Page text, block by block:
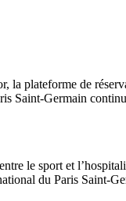
la plateforme de
Saint-Germain
le sport et
du Paris Saint-